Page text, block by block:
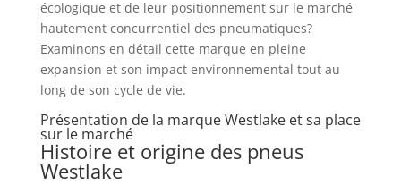
écologique et de leur positionnement sur le marché
hautement concurrentiel des pneumatiques?
Examinons en détail cette marque en pleine
expansion et son impact environnemental tout au
long de son cycle de vie.
Présentation de la marque Westlake et sa place
sur le marché
Histoire et origine des pneus
Westlake